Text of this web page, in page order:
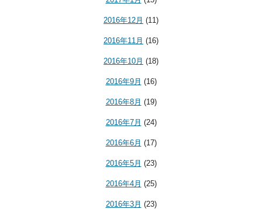
2016年12月 (11)
2016年11月 (16)
2016年10月 (18)
2016年9月 (16)
2016年8月 (19)
2016年7月 (24)
2016年6月 (17)
2016年5月 (23)
2016年4月 (25)
2016年3月 (23)